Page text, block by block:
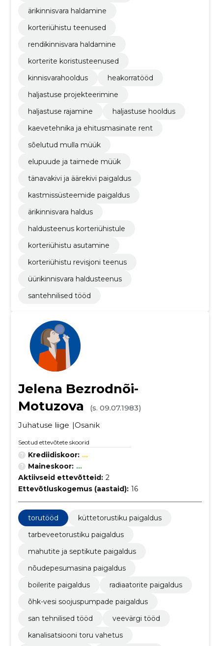
ärikinnisvara haldamine
korteriühistu teenused
rendikinnisvara haldamine
korterite koristusteenused
kinnisvarahooldus
heakorratööd
haljastuse projekteerimine
haljastuse rajamine
haljastuse hooldus
kaevetehnika ja ehitusmasinate rent
sõelutud mulla müük
elupuude ja taimede müük
tänavakivi ja äärekivi paigaldus
kastmissüsteemide paigaldus
ärikinnisvara haldus
haldusteenus korteriühistule
korteriühistu asutamine
korteriühistu revisjoni teenus
üürikinnisvara haldusteenus
santehnilised tööd
Jelena Bezrodnõi-
Motuzova
(s. 09.07.1983)
Juhatuse liige
Osanik
Seotud ettevõtete skoorid
Krediidiskoor: ...
Maineskoor: ...
Aktiivseid ettevõtteid: 2
Ettevõtluskogemus (aastaid): 16
torutööd
küttetorustiku paigaldus
tarbeveetorustiku paigaldus
mahutite ja septikute paigaldus
nõudepesumasina paigaldus
boilerite paigaldus
radiaatorite paigaldus
õhk-vesi soojuspumpade paigaldus
san tehnilised tööd
veevärgi tööd
kanalisatsiooni toru vahetus